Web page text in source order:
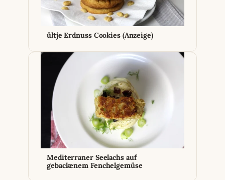
ültje Erdnuss Cookies (Anzeige)
Mediterraner Seelachs auf
gebackenem Fenchelgemüse